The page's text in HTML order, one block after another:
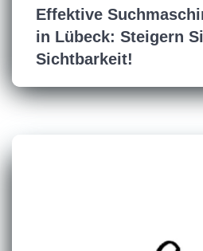
Effektive
in Lübeck: Steigern
Sichtbarkeit!